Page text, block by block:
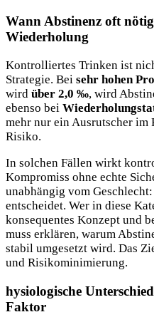
Wann Abstinenz oft
Wiederholung
Kontrolliertes Trinken ist
Strategie. Bei sehr hohen
wird über 2,0 ‰, wird
ebenso bei
mehr nur ein Ausrutscher im
Risiko.
In solchen Fällen wirkt
Kompromiss ohne echte
unabhängig vom
entscheidet. Wer in diese
konsequentes Konzept und
muss erklären, warum
stabil umgesetzt wird. Das
und Risikominimierung.
hysiologische
Faktor